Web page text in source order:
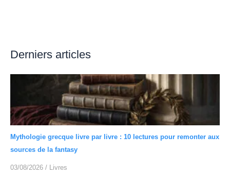
Derniers articles
Mythologie grecque livre par livre : 10 lectures pour remonter aux
sources de la fantasy
03/08/2026 / Livres